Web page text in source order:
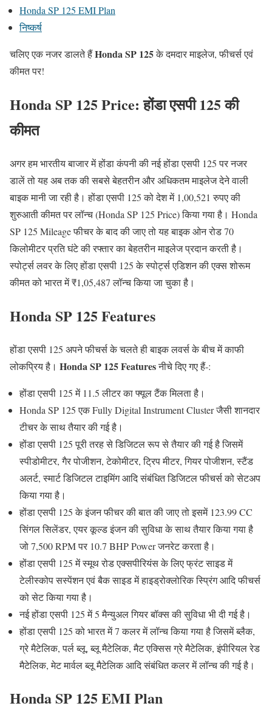
Honda SP 125 EMI Plan
निष्कर्ष
चलिए एक नजर डालते हैंHonda SP 125के दमदार माइलेज, फीचर्स एवं
कीमत पर!
Honda SP 125 Price: होंडा एसपी 125 की
कीमत
अगर हम भारतीय बाजार में होंडा कंपनी की नई होंडा एसपी 125 पर नजर
डालें तो यह अब तक की सबसे बेहतरीन और अधिकतम माइलेज देने वाली
बाइक मानी जा रही है। होंडा एसपी 125 को देश में 1,00,521 रुपए की
शुरुआती कीमत पर लॉन्च (Honda SP 125 Price) किया गया है। Honda
SP 125 Mileage फीचर के बाद की जाए तो यह बाइक ओन रोड 70
किलोमीटर प्रति घंटे की रफ्तार का बेहतरीन माइलेज प्रदान करती है। ‌
स्पोर्ट्स लवर के लिए होंडा एसपी 125 के स्पोर्ट्स एडिशन की एक्स शोरूम
कीमत को भारत में ₹1,05,487 लॉन्च किया जा चुका है।
Honda SP 125 Features
होंडा एसपी 125 अपने फीचर्स के चलते ही बाइक लवर्स के बीच में काफी
लोकप्रिय है। Honda SP 125 Featuresनीचे दिए गए हैं-:
होंडा एसपी 125 में 11.5 लीटर का फ्यूल टैंक मिलता है।
Honda SP 125 एक Fully Digital Instrument Cluster जैसी शानदार
टीचर के साथ तैयार की गई है।
होंडा एसपी 125 पूरी तरह से डिजिटल रूप से तैयार की गई है जिसमें
स्पीडोमीटर, गैर पोजीशन, टेकोमीटर, ट्रिप मीटर, गियर पोजीशन, स्टैंड
अलर्ट, स्मार्ट डिजिटल टाइमिंग आदि संबंधित डिजिटल फीचर्स को सेटअप
किया गया है।
होंडा एसपी 125 के इंजन फीचर की बात की जाए तो इसमें 123.99 CC
सिंगल सिलेंडर, एयर कूल्ड इंजन की सुविधा के साथ तैयार किया गया है
जो 7,500 RPM पर 10.7 BHP Power जनरेट करता है।
होंडा एसपी 125 में स्मूथ रोड एक्सपीरियंस के लिए फ्रंट साइड में
टेलीस्कोप सस्पेंशन एवं बैक साइड में हाइड्रोक्लोरिक स्प्रिंग आदि फीचर्स
को सेट किया गया है।
नई होंडा एसपी 125 में 5 मैन्युअल गियर बॉक्स की सुविधा भी दी गई है।
होंडा एसपी 125 को भारत में 7 कलर में लॉन्च किया गया है जिसमें ब्लैक,
ग्रे मैटेलिक, पर्ल ब्लू, ब्लू मैटेलिक, मैट एक्सिस ग्रे मैटेलिक, इंपीरियल रेड
मैटेलिक, मेट मार्वल ब्लू मैटेलिक आदि संबंधित कलर में लॉन्च की गई है।
Honda SP 125 EMI Plan